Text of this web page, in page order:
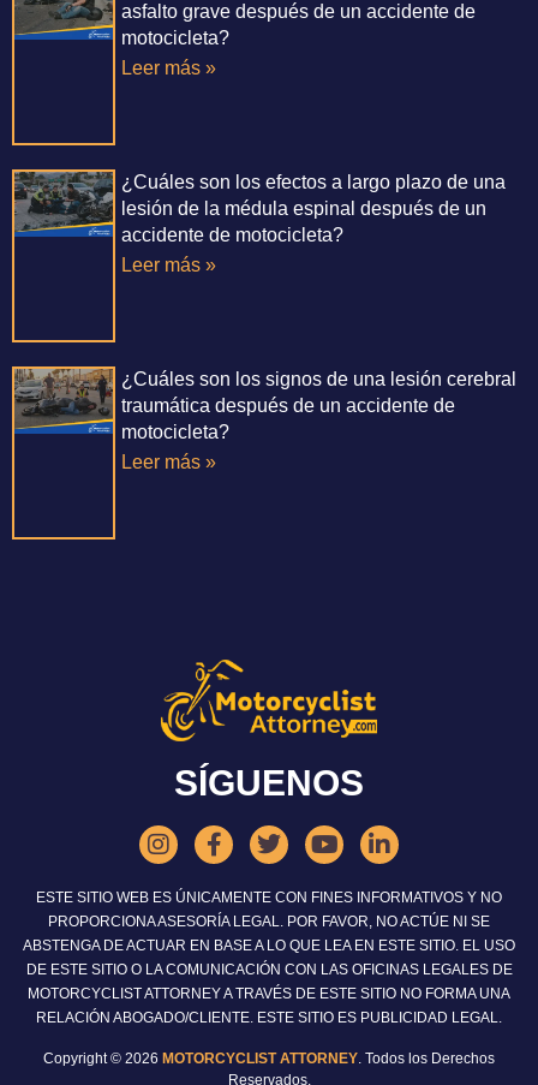
asfalto grave después de un accidente de
motocicleta?
Leer más »
¿Cuáles son los efectos a largo plazo de una
lesión de la médula espinal después de un
accidente de motocicleta?
Leer más »
¿Cuáles son los signos de una lesión cerebral
traumática después de un accidente de
motocicleta?
Leer más »
SÍGUENOS
ESTE SITIO WEB ES ÚNICAMENTE CON FINES INFORMATIVOS Y NO
PROPORCIONA ASESORÍA LEGAL. POR FAVOR, NO ACTÚE NI SE
ABSTENGA DE ACTUAR EN BASE A LO QUE LEA EN ESTE SITIO. EL USO
DE ESTE SITIO O LA COMUNICACIÓN CON LAS OFICINAS LEGALES DE
MOTORCYCLIST ATTORNEY A TRAVÉS DE ESTE SITIO NO FORMA UNA
RELACIÓN ABOGADO/CLIENTE. ESTE SITIO ES PUBLICIDAD LEGAL.
Copyright © 2026 MOTORCYCLIST ATTORNEY . Todos los Derechos
Reservados.